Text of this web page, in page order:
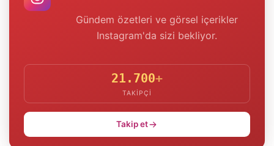
Gündem özetleri ve görsel içerikler
Instagram'da sizi bekliyor.
21.700+
TAKIPÇI
Takip et